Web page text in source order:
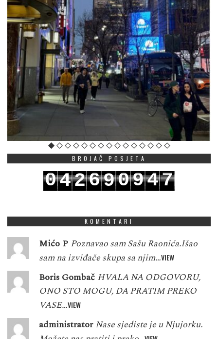
BROJAČ POSJETA
042690947
KOMENTARI
Mićo P Poznavao sam Sašu Raonića.Išao
sam na izviđače skupa sa njim…VIEW
Boris Gombač HVALA NA ODGOVORU,
ONO STO MOGU, DA PRATIM PREKO
VASE…VIEW
administrator Nase sjediste je u Njujorku.